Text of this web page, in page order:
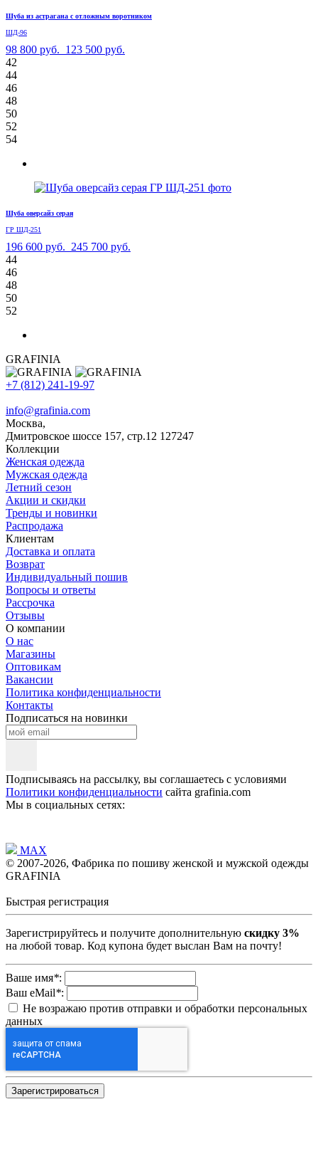
Шуба из астрагана с отложным воротником
ШД-96
98 800 руб. 123 500 руб.
42
44
46
48
50
52
54
Шуба оверсайз серая
ГР ШД-251
196 600 руб. 245 700 руб.
44
46
48
50
52
GRAFINIA
+7 (812) 241-19-97
info@grafinia.com
Москва,
Дмитровское шоссе 157, стр.12 127247
Коллекции
Женская одежда
Мужская одежда
Летний сезон
Акции и скидки
Тренды и новинки
Распродажа
Клиентам
Доставка и оплата
Возврат
Индивидуальный пошив
Вопросы и ответы
Рассрочка
Отзывы
О компании
О нас
Магазины
Оптовикам
Вакансии
Политика конфиденциальности
Контакты
Подписаться на новинки
Подписываясь на рассылку, вы соглашаетесь с условиями
Политики конфиденциальности сайта grafinia.com
Мы в социальных сетях:
MAX
© 2007-2026, Фабрика по пошиву женской и мужской одежды
GRAFINIA
Быстрая регистрация
Зарегистрируйтесь и получите дополнительную скидку 3%
на любой товар. Код купона будет выслан Вам на почту!
Ваше имя*:
Ваш eMail*:
Не возражаю против отправки и обработки персональных
данных